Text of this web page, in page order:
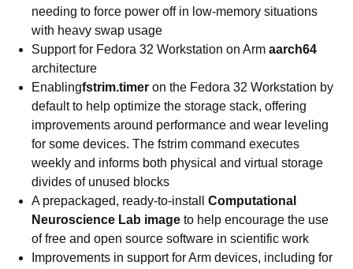
needing to force power off in low-memory situations
with heavy swap usage
Support for Fedora 32 Workstation on Arm aarch64
architecture
Enablingfstrim.timer on the Fedora 32 Workstation by
default to help optimize the storage stack, offering
improvements around performance and wear leveling
for some devices. The fstrim command executes
weekly and informs both physical and virtual storage
divides of unused blocks
A prepackaged, ready-to-install Computational
Neuroscience Lab image to help encourage the use
of free and open source software in scientific work
Improvements in support for Arm devices, including for